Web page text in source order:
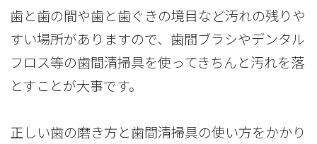
歯と歯の間や歯と歯ぐきの境目など汚れの残りや
すい場所がありますので、歯間ブラシやデンタル
フロス等の歯間清掃具を使ってきちんと汚れを落
とすことが大事です。
正しい歯の磨き方と歯間清掃具の使い方をかかり